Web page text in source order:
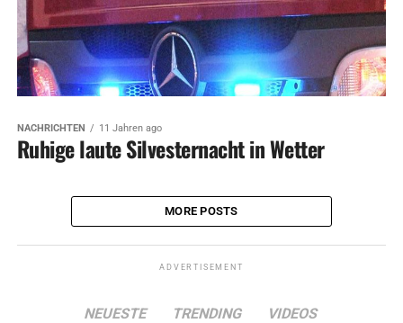
NACHRICHTEN 11 Jahren ago
Ruhige laute Silvesternacht in Wetter
MORE POSTS
ADVERTISEMENT
NEUESTE TRENDING VIDEOS